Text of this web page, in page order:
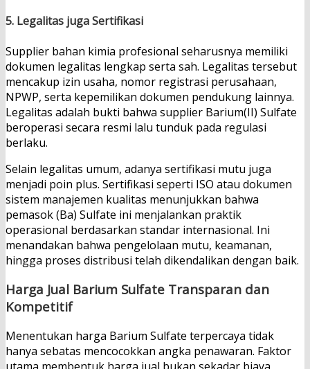
5. Legalitas juga Sertifikasi
Supplier bahan kimia profesional seharusnya memiliki
dokumen legalitas lengkap serta sah. Legalitas tersebut
mencakup izin usaha, nomor registrasi perusahaan,
NPWP, serta kepemilikan dokumen pendukung lainnya.
Legalitas adalah bukti bahwa supplier Barium(II) Sulfate
beroperasi secara resmi lalu tunduk pada regulasi
berlaku.
Selain legalitas umum, adanya sertifikasi mutu juga
menjadi poin plus. Sertifikasi seperti ISO atau dokumen
sistem manajemen kualitas menunjukkan bahwa
pemasok (Ba) Sulfate ini menjalankan praktik
operasional berdasarkan standar internasional. Ini
menandakan bahwa pengelolaan mutu, keamanan,
hingga proses distribusi telah dikendalikan dengan baik.
Harga Jual Barium Sulfate Transparan dan
Kompetitif
Menentukan harga Barium Sulfate terpercaya tidak
hanya sebatas mencocokkan angka penawaran. Faktor